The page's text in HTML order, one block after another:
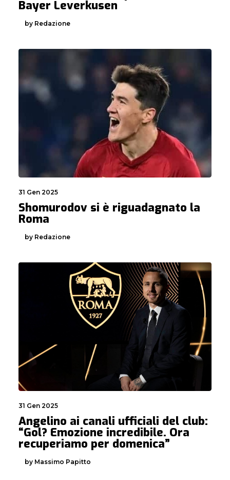
Bayer Leverkusen
by Redazione
31 Gen 2025
Shomurodov si è riguadagnato la
Roma
by Redazione
31 Gen 2025
Angelino ai canali ufficiali del club:
“Gol? Emozione incredibile. Ora
recuperiamo per domenica”
by Massimo Papitto